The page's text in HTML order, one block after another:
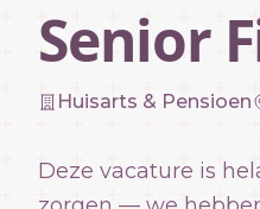
Senior
Huisarts & Pensioen
Deze vacature is